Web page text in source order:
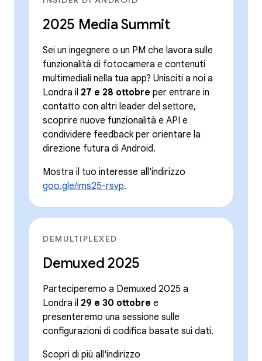
2025 Media Summit
Sei un ingegnere o un PM che lavora sulle
funzionalità di fotocamera e contenuti
multimediali nella tua app? Unisciti a noi a
Londra il 27 e 28 ottobre per entrare in
contatto con altri leader del settore,
scoprire nuove funzionalità e API e
condividere feedback per orientare la
direzione futura di Android.
Mostra il tuo interesse all'indirizzo
goo.gle/ims25-rsvp.
DEMULTIPLEXED
Demuxed 2025
Parteciperemo a Demuxed 2025 a
Londra il 29 e 30 ottobre e
presenteremo una sessione sulle
configurazioni di codifica basate sui dati.
Scopri di più all'indirizzo